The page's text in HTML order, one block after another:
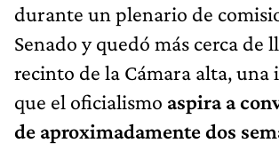
durante un plenario de
Senado y quedó más cerca de
recinto de la Cámara alta, una
que el oficialismo aspira a
de aproximadamente dos